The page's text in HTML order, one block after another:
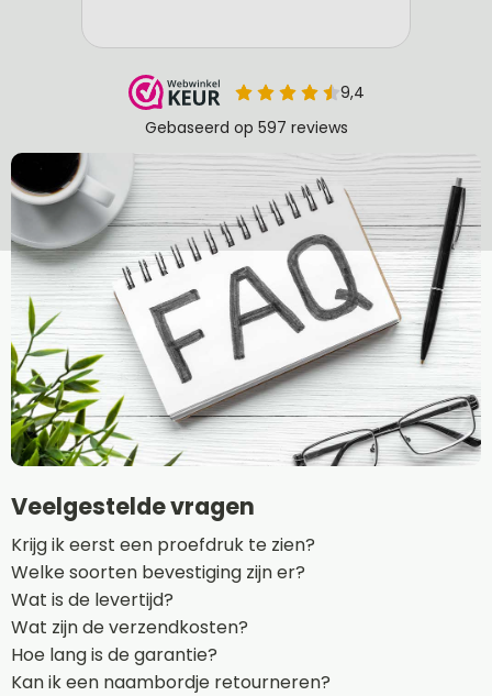
Veelgestelde vragen
Krijg ik eerst een proefdruk te zien?
Welke soorten bevestiging zijn er?
Wat is de levertijd?
Wat zijn de verzendkosten?
Hoe lang is de garantie?
Kan ik een naambordje retourneren?